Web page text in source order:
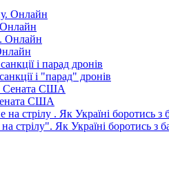
Онлайн
і "парад" дронів
США
стрілу". Як Україні боротись з